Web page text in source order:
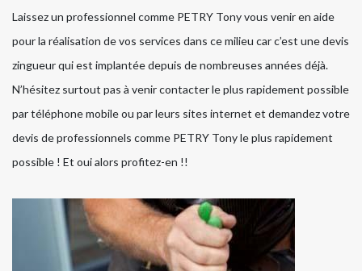
Laissez un professionnel comme PETRY Tony vous venir en aide
pour la réalisation de vos services dans ce milieu car c’est une devis
zingueur qui est implantée depuis de nombreuses années déjà.
N’hésitez surtout pas à venir contacter le plus rapidement possible
par téléphone mobile ou par leurs sites internet et demandez votre
devis de professionnels comme PETRY Tony le plus rapidement
possible ! Et oui alors profitez-en !!